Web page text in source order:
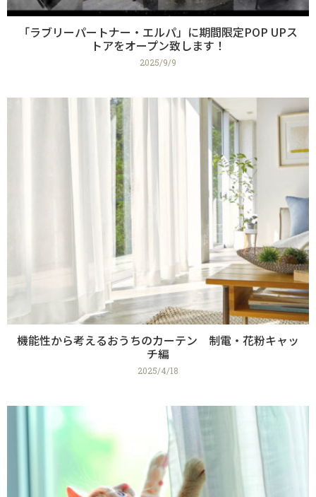
「ラブリーパートナー・エルパ」に期間限定POP UPス
トアをオープン致します！
2025/9/9
機能性から考えるおうちのカーテン 制電・花粉キャッ
チ編
2025/4/18